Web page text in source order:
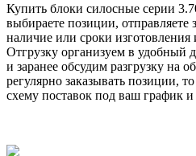
Купить блоки силосные серии
выбираете позиции, отправляете
наличие или сроки
Отгрузку организуем в удобный
и заранее обсудим разгрузку на
регулярно заказывать позиции,
схему поставок под ваш график и